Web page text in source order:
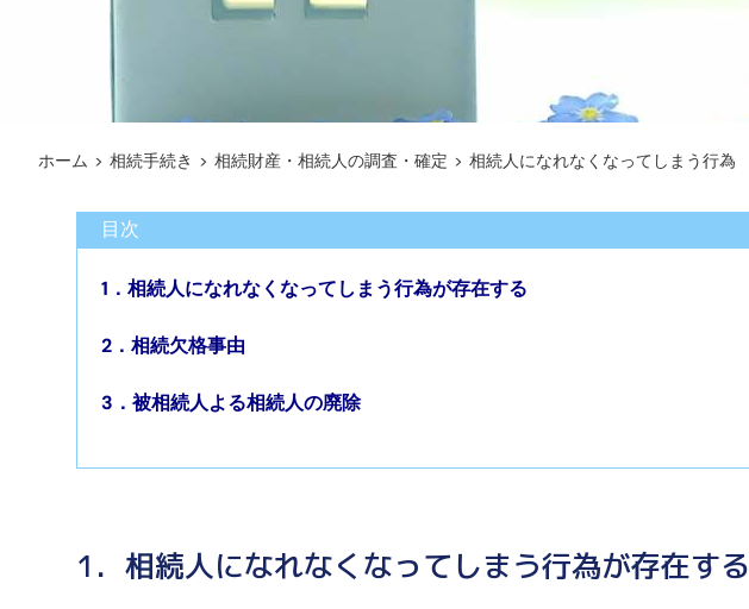
ホーム > 相続手続き > 相続財産・相続人の調査・確定 > 相続人になれなくなってしまう行為
目次
1．相続人になれなくなってしまう行為が存在する
2．相続欠格事由
3．被相続人よる相続人の廃除
1．相続人になれなくなってしまう行為が存在する